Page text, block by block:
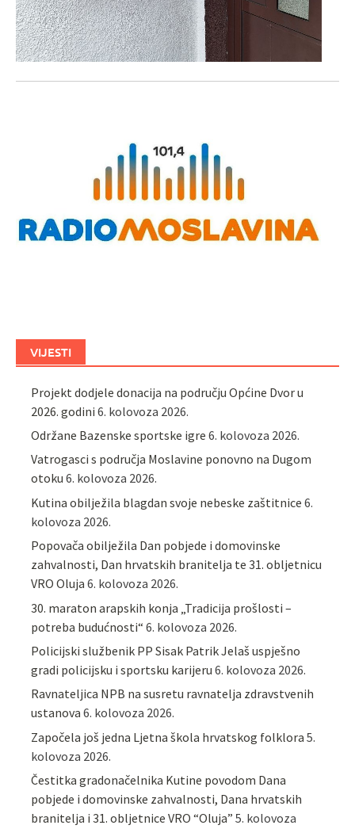
VIJESTI
Projekt dodjele donacija na području Općine Dvor u
2026. godini 6. kolovoza 2026.
Održane Bazenske sportske igre 6. kolovoza 2026.
Vatrogasci s područja Moslavine ponovno na Dugom
otoku 6. kolovoza 2026.
Kutina obilježila blagdan svoje nebeske zaštitnice 6.
kolovoza 2026.
Popovača obilježila Dan pobjede i domovinske
zahvalnosti, Dan hrvatskih branitelja te 31. obljetnicu
VRO Oluja 6. kolovoza 2026.
30. maraton arapskih konja „Tradicija prošlosti –
potreba budućnosti“ 6. kolovoza 2026.
Policijski službenik PP Sisak Patrik Jelaš uspješno
gradi policijsku i sportsku karijeru 6. kolovoza 2026.
Ravnateljica NPB na susretu ravnatelja zdravstvenih
ustanova 6. kolovoza 2026.
Započela još jedna Ljetna škola hrvatskog folklora 5.
kolovoza 2026.
Čestitka gradonačelnika Kutine povodom Dana
pobjede i domovinske zahvalnosti, Dana hrvatskih
branitelja i 31. obljetnice VRO “Oluja” 5. kolovoza